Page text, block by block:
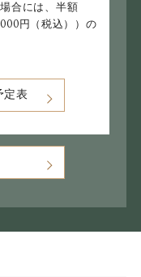
合には、半額
円（税込））の
定表